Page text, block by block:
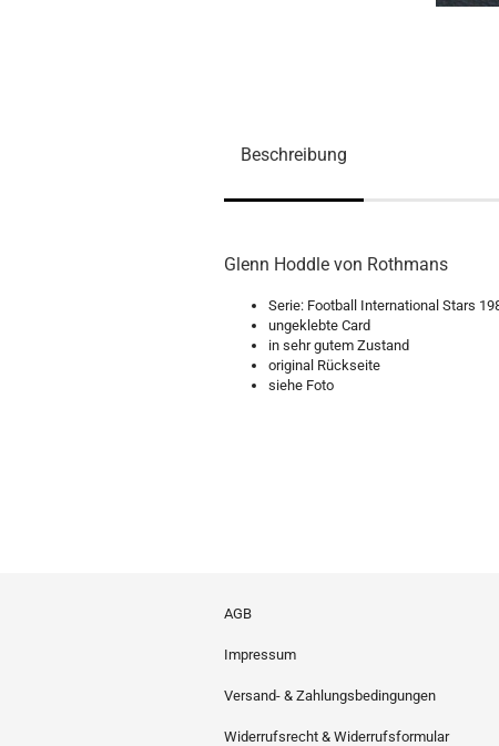
Beschreibung
Glenn Hoddle von Rothmans
Serie: Football International Stars
ungeklebte Card
in sehr gutem Zustand
original Rückseite
siehe Foto
AGB
Impressum
Versand- & Zahlungsbedingungen
Widerrufsrecht & Widerrufsformular